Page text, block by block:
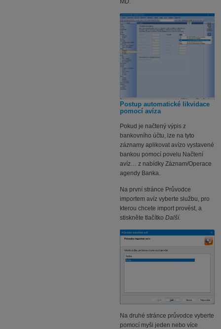
MD.
Postup automatické likvidace
pomocí avíza
Pokud je načtený výpis z
bankovního účtu, lze na tyto
záznamy aplikovat avízo vystavené
bankou pomocí povelu Načtení
avíz… z nabídky Záznam/Operace
agendy Banka.
Na první stránce Průvodce
importem avíz vyberte službu, pro
kterou chcete import provést, a
stiskněte tlačítko Další.
Na druhé stránce průvodce vyberte
pomocí myši jeden nebo více